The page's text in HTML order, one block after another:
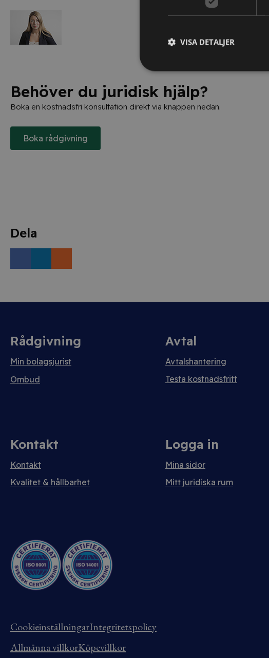
Behöver du juridisk hjälp?
Boka en kostnadsfri konsultation direkt via knappen nedan.
Boka rådgivning
Dela
Rådgivning
Min bolagsjurist
Ombud
Avtal
Avtalshantering
Testa kostnadsfritt
Kontakt
Kontakt
Kvalitet & hållbarhet
Logga in
Mina sidor
Mitt juridiska rum
CookieinställningarIntegritetspolicy
Allmänna villkorKöpevillkor
VISA DETALJER